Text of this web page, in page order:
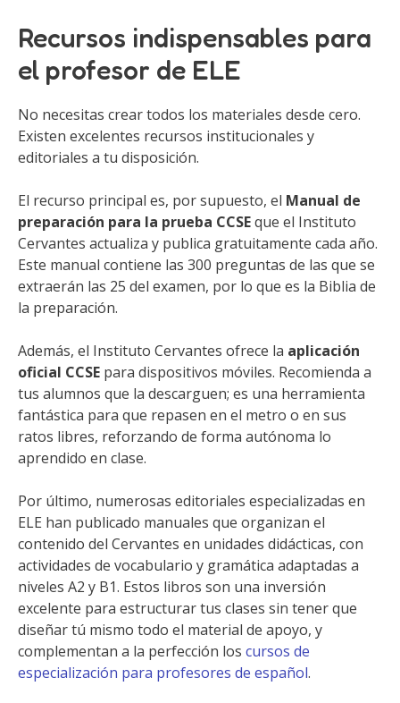
Recursos indispensables para
el profesor de ELE
No necesitas crear todos los materiales desde cero.
Existen excelentes recursos institucionales y
editoriales a tu disposición.
El recurso principal es, por supuesto, el Manual de
preparación para la prueba CCSEque el Instituto
Cervantes actualiza y publica gratuitamente cada año.
Este manual contiene las 300 preguntas de las que se
extraerán las 25 del examen, por lo que es la Biblia de
la preparación.
Además, el Instituto Cervantes ofrece la aplicación
oficial CCSE para dispositivos móviles. Recomienda a
tus alumnos que la descarguen; es una herramienta
fantástica para que repasen en el metro o en sus
ratos libres, reforzando de forma autónoma lo
aprendido en clase.
Por último, numerosas editoriales especializadas en
ELE han publicado manuales que organizan el
contenido del Cervantes en unidades didácticas, con
actividades de vocabulario y gramática adaptadas a
niveles A2 y B1. Estos libros son una inversión
excelente para estructurar tus clases sin tener que
diseñar tú mismo todo el material de apoyo, y
complementan a la perfección los cursos de
especialización para profesores de español.